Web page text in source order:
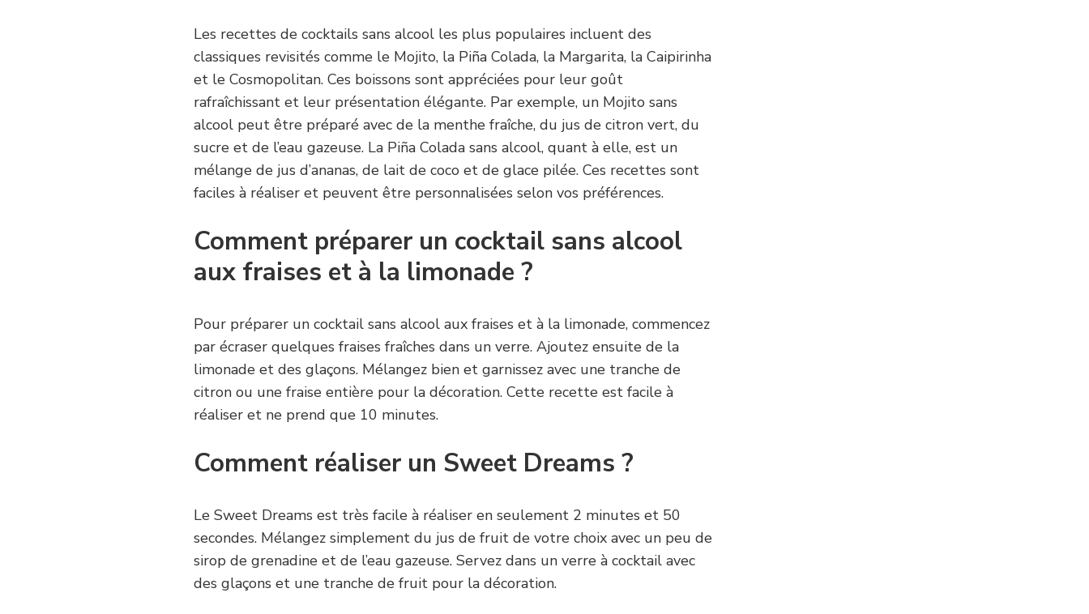
Les recettes de cocktails sans alcool les plus populaires incluent des
classiques revisités comme le Mojito, la Piña Colada, la Margarita, la Caipirinha
et le Cosmopolitan. Ces boissons sont appréciées pour leur goût
rafraîchissant et leur présentation élégante. Par exemple, un Mojito sans
alcool peut être préparé avec de la menthe fraîche, du jus de citron vert, du
sucre et de l’eau gazeuse. La Piña Colada sans alcool, quant à elle, est un
mélange de jus d’ananas, de lait de coco et de glace pilée. Ces recettes sont
faciles à réaliser et peuvent être personnalisées selon vos préférences.
Comment préparer un cocktail sans alcool
aux fraises et à la limonade ?
Pour préparer un cocktail sans alcool aux fraises et à la limonade, commencez
par écraser quelques fraises fraîches dans un verre. Ajoutez ensuite de la
limonade et des glaçons. Mélangez bien et garnissez avec une tranche de
citron ou une fraise entière pour la décoration. Cette recette est facile à
réaliser et ne prend que 10 minutes.
Comment réaliser un Sweet Dreams ?
Le Sweet Dreams est très facile à réaliser en seulement 2 minutes et 50
secondes. Mélangez simplement du jus de fruit de votre choix avec un peu de
sirop de grenadine et de l’eau gazeuse. Servez dans un verre à cocktail avec
des glaçons et une tranche de fruit pour la décoration.